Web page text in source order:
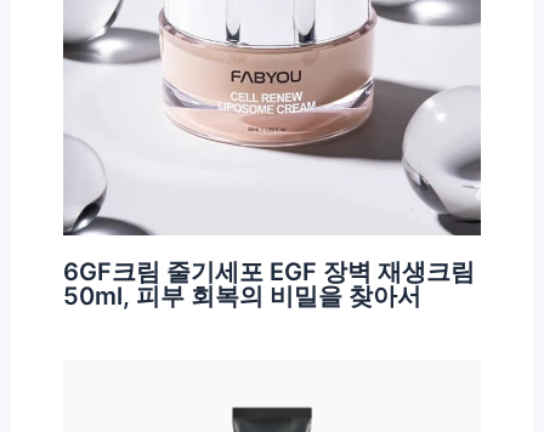
6GF크림 줄기세포 EGF 장벽 재생크림
50ml, 피부 회복의 비밀을 찾아서